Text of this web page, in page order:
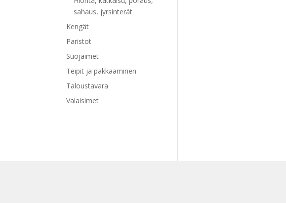
sahaus, jyrsinterät
Kengät
Paristot
Suojaimet
Teipit ja pakkaaminen
Taloustavara
Valaisimet